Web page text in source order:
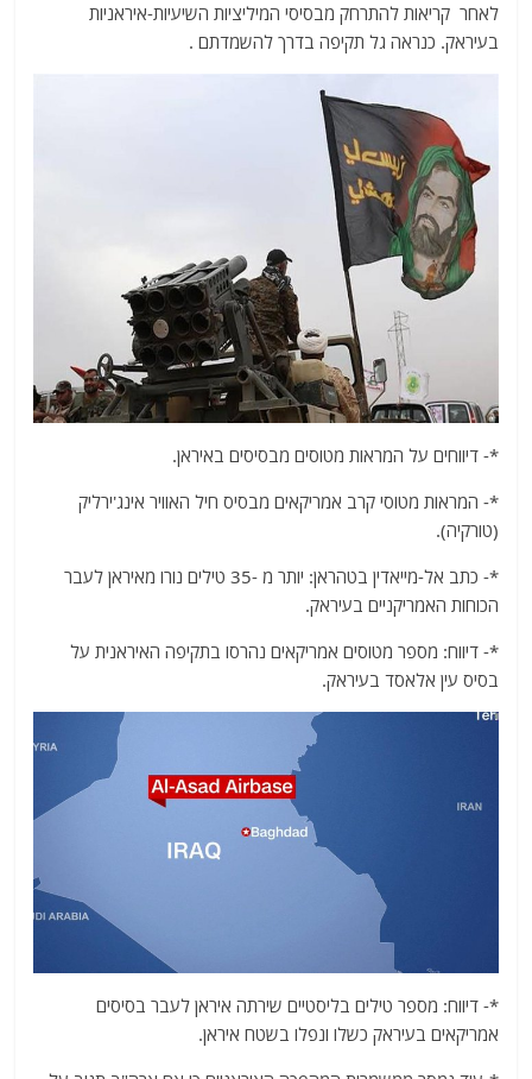
לאחר קריאות להתרחק מבסיסי המיליציות השיעיות-איראניות
בעיראק. כנראה גל תקיפה בדרך להשמדתם .
*- דיווחים על המראות מטוסים מבסיסים באיראן.
*- המראות מטוסי קרב אמריקאים מבסיס חיל האוויר אינג'ירליק
(טורקיה).
*- כתב אל-מייאדין בטהראן: יותר מ -35 טילים נורו מאיראן לעבר
הכוחות האמריקניים בעיראק.
*- דיווח: מספר מטוסים אמריקאים נהרסו בתקיפה האיראנית על
בסיס עין אלאסד בעיראק.
*- דיווח: מספר טילים בליסטיים שירתה איראן לעבר בסיסים
אמריקאים בעיראק כשלו ונפלו בשטח איראן.